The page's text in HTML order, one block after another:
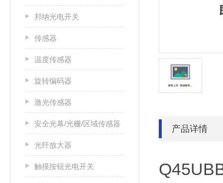
邦纳光电开关
传感器
温度传感器
旋转编码器
激光传感器
安全光幕/光栅/区域传感器
光纤放大器
触摸按钮光电开关
产品详情